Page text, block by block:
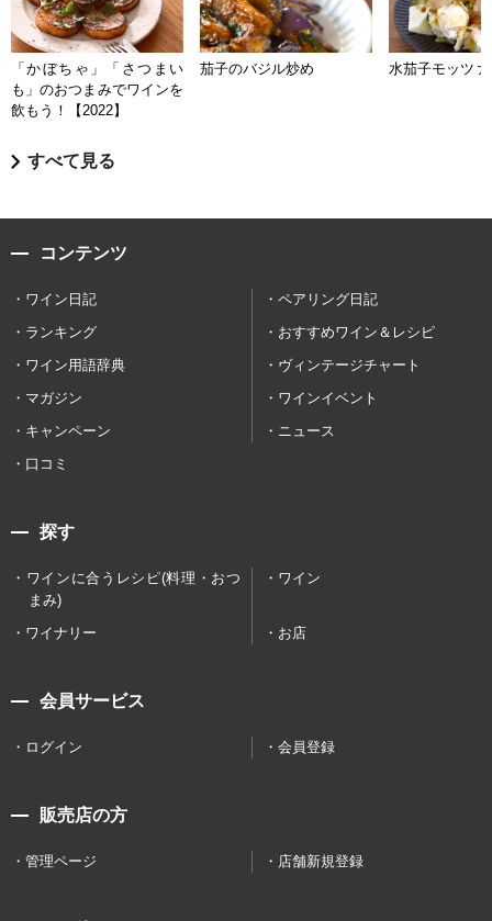
「かぼちゃ」「さつまい
も」のおつまみでワインを
飲もう！【2022】
茄子のバジル炒め 水茄子モッツァ
すべて見る
コンテンツ
ワイン日記
ペアリング日記
ランキング
おすすめワイン＆レシピ
ワイン用語辞典
ヴィンテージチャート
マガジン
ワインイベント
キャンペーン
ニュース
口コミ
探す
ワインに合うレシピ(料理・おつ
まみ)
ワイン
ワイナリー お店
会員サービス
ログイン 会員登録
販売店の方
管理ページ 店舗新規登録